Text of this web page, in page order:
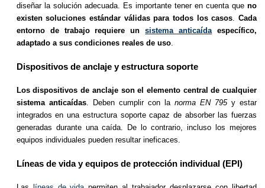
diseñar la solución adecuada. Es importante tener en cuenta queno
existen soluciones estándar válidas para todos los casos .Cada
entorno de trabajo requiere unsistema anticaída específico,
adaptado a sus condiciones reales de uso.
Dispositivos de anclaje y estructura soporte
Los dispositivos de anclaje son el elemento central de cualquier
sistema anticaídas. Deben cumplir con la norma EN 795y estar
integrados en una estructura soporte capaz de absorber las fuerzas
generadas durante una caída. De lo contrario, incluso los mejores
equipos individuales pueden resultar ineficaces.
Líneas de vida y equipos de protección individual (EPI)